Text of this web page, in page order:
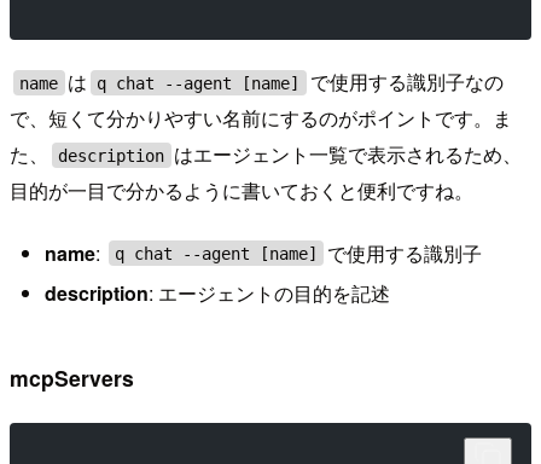
name は q chat --agent [name]
で使用する識別子なの
で、短くて分かりやすい名前にするのがポイントです。ま
た、
description はエージェント一覧で表示されるため、
目的が一目で分かるように書いておくと便利ですね。
name: q chat --agent [name]
で使用する識別子
description: エージェントの目的を記述
mcpServers